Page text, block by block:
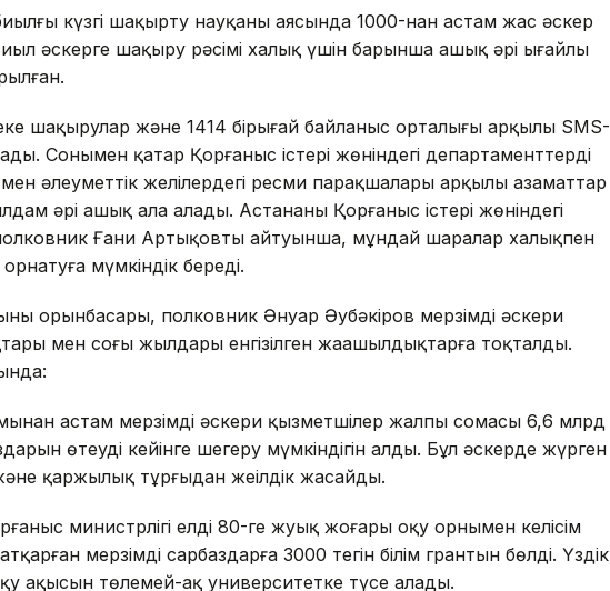
күзгі шақырту науқаны аясында 1000-нан астам жас әскер
әскерге шақыру рәсімі халық үшін барынша ашық әрі ыңғайлы
шақырулар және 1414 бірыңғай байланыс орталығы арқылы SMS-
Сонымен қатар Қорғаныс істері жөніндегі департаменттердің
әлеуметтік желілердегі ресми парақшалары арқылы азаматтар
әрі ашық ала алады. Астананың Қорғаныс істері жөніндегі
полковник Ғани Артықовтың айтуынша, мұндай шаралар халықпен
мүмкіндік береді.
орынбасары, полковник Әнуар Әубәкіров мерзімді әскери
мен соңғы жылдары енгізілген жаңашылдықтарға тоқталды.
астам мерзімді әскери қызметшілер жалпы сомасы 6,6 млрд
өтеуді кейінге шегеру мүмкіндігін алды. Бұл әскерде жүрген
қаржылық тұрғыдан жеңілдік жасайды.
министрлігі елдің 80-ге жуық жоғары оқу орнымен келісім
мерзімді сарбаздарға 3000 тегін білім грантын бөлді. Үздік
ақысын төлемей-ақ университетке түсе алады.